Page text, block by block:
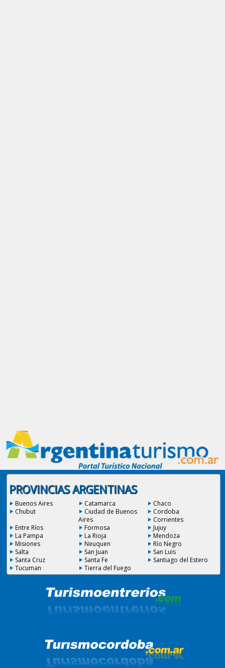
PROVINCIAS ARGENTINAS
Buenos Aires Catamarca
Chaco
Chubut
Ciudad de Buenos
Aires
Cordoba
Corrientes
Entre Ríos
Formosa
Jujuy
La Pampa
La Rioja
Mendoza
Misiones
Neuquen
Río Negro
Salta
San Juan
San Luis
Santa Cruz
Santa Fe
Santiago del Estero
Tucuman
Tierra del Fuego